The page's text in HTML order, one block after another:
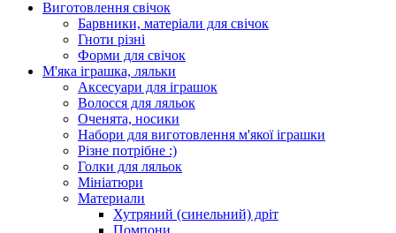
Виготовлення свічок
Барвники, матеріали для свічок
Гноти різні
Форми для свічок
М'яка іграшка, ляльки
Аксесуари для іграшок
Волосся для ляльок
Оченята, носики
Набори для виготовлення м'якої іграшки
Різне потрібне :)
Голки для ляльок
Мініатюри
Материали
Хутряний (синельний) дріт
Помпони